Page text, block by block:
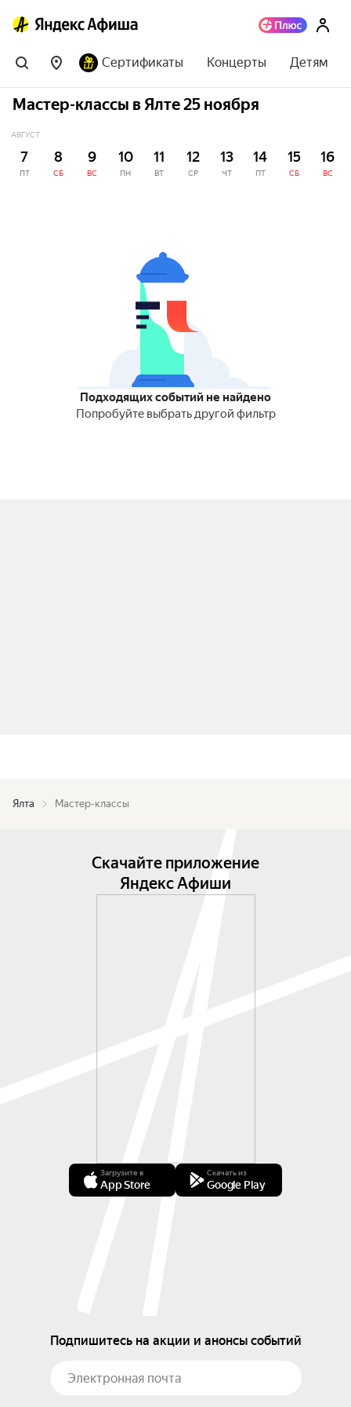
Сертификаты Концерты Детям
Мастер-классы в Ялте 25 ноября
АВГУСТ
7
ПТ
8
СБ
9
ВС
10
ПН
11
ВТ
12
СР
13
ЧТ
14
ПТ
15
СБ
16
ВС
Подходящих событий не найдено
Попробуйте выбрать другой фильтр
Ялта Мастер-классы
Скачайте приложение
Яндекс Афиши
Загрузите в
App Store
Скачать из
Google Play
Подпишитесь на акции и анонсы событий